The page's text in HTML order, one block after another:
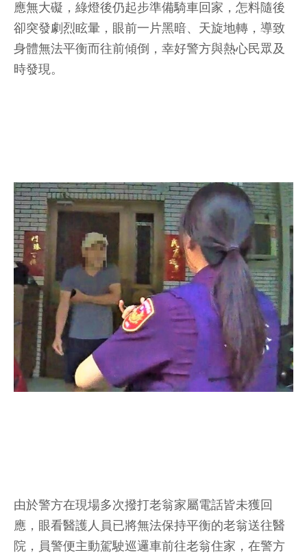
應無大礙，綠燈後仍起步準備騎車回家，怎料隨後
卻突發劇烈眩暈，眼前一片黑暗、天旋地轉，導致
身體無法平衡而往前傾倒，幸好警方與熱心民眾及
時發現。
由於警方在現場多次撥打老翁家屬電話皆未獲回
應，眼看醫護人員已將無法保持平衡的老翁送往醫
院，員警便主動駕駛巡邏車前往老翁住家，在警方